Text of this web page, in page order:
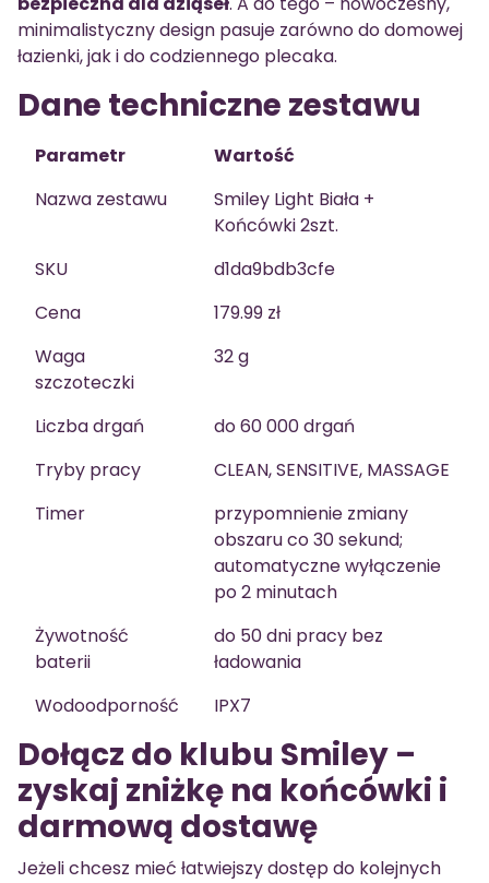
minimalistyczny design pasuje zarówno do domowej
łazienki, jak i do codziennego plecaka.
Dane techniczne zestawu
Parametr
Wartość
Nazwa zestawu
Smiley Light Biała +
Końcówki 2szt.
SKU
d1da9bdb3cfe
Cena
179.99 zł
Waga
szczoteczki
32 g
Liczba drgań
do 60 000 drgań
Tryby pracy
CLEAN, SENSITIVE, MASSAGE
Timer
przypomnienie zmiany
obszaru co 30 sekund;
automatyczne wyłączenie
po 2 minutach
Żywotność
baterii
do 50 dni pracy bez
ładowania
Wodoodporność
IPX7
Dołącz do klubu Smiley –
zyskaj zniżkę na końcówki i
darmową dostawę
Jeżeli chcesz mieć łatwiejszy dostęp do kolejnych